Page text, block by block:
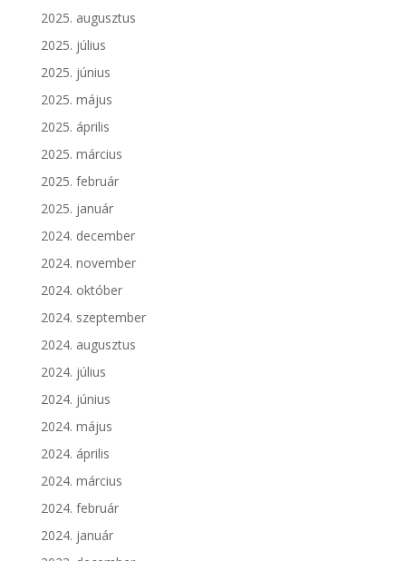
2025. augusztus
2025. július
2025. június
2025. május
2025. április
2025. március
2025. február
2025. január
2024. december
2024. november
2024. október
2024. szeptember
2024. augusztus
2024. július
2024. június
2024. május
2024. április
2024. március
2024. február
2024. január